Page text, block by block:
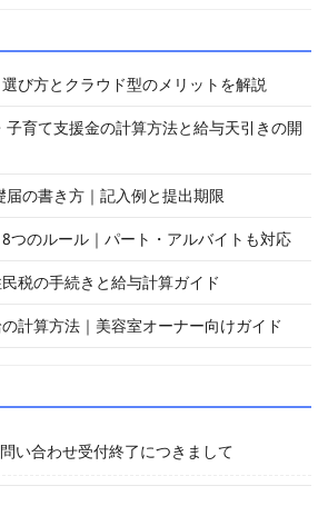
び方とクラウド型のメリットを解説
子育て支援金の計算方法と給与天引きの開
届の書き方｜記入例と提出期限
つのルール｜パート・アルバイトも対応
税の手続きと給与計算ガイド
計算方法｜美容室オーナー向けガイド
い合わせ受付終了につきまして